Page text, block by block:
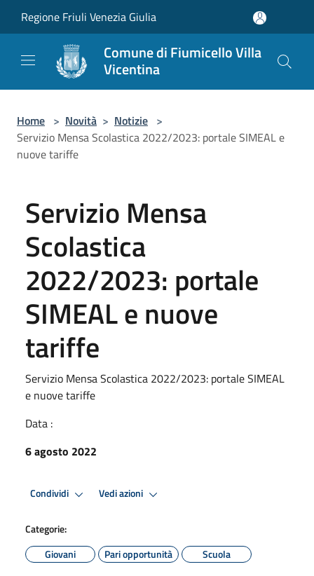
Regione Friuli Venezia Giulia
Comune di Fiumicello Villa
Vicentina
Home > Novità > Notizie >
Servizio Mensa Scolastica 2022/2023: portale SIMEAL e
nuove tariffe
Servizio Mensa
Scolastica
2022/2023: portale
SIMEAL e nuove
tariffe
Servizio Mensa Scolastica 2022/2023: portale SIMEAL
e nuove tariffe
Data :
6 agosto 2022
Condividi Vedi azioni
Categorie:
Giovani
Pari opportunità Scuola